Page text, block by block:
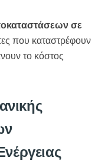
σε
που καταστρέφουν
το κόστος